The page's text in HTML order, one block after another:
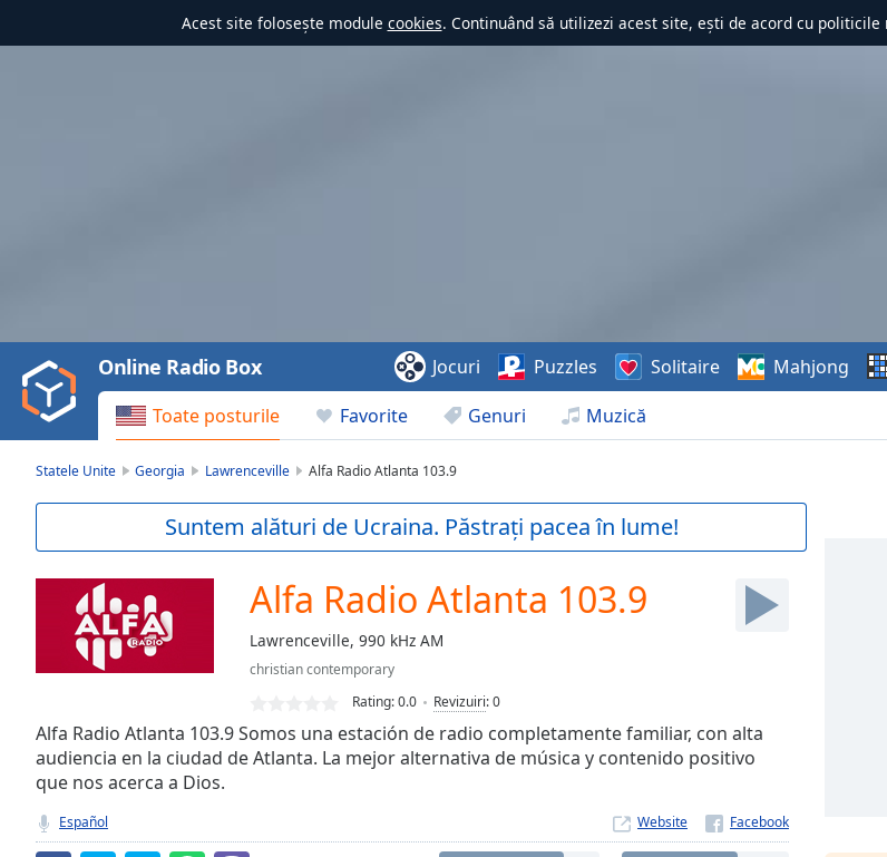
Acest site folosește module cookies. Continuând să utilizezi acest site, ești de acord cu
Video
Play
Backward
Skip
Current
Duration-:-
Stream
Seek to
currently
behind
LIVE
Remaining
Time-
Toate posturile Favorite Genuri Muzică
Online Radio Box Jocuri Puzzles Solitaire Mahjong
Statele Unite Georgia Lawrenceville Alfa Radio Atlanta 103.9
Suntem alături de Ucraina. Păstrați pacea în lume!
Alfa Radio Atlanta 103.9
Lawrenceville, 990 kHz AM
christian contemporary
Rating:0.0 Revizuiri:0
Alfa Radio Atlanta 103.9 Somos una estación de radio completamente familiar, con alta
audiencia en la ciudad de Atlanta. La mejor alternativa de música y contenido positivo
que nos acerca a Dios.
Español Website